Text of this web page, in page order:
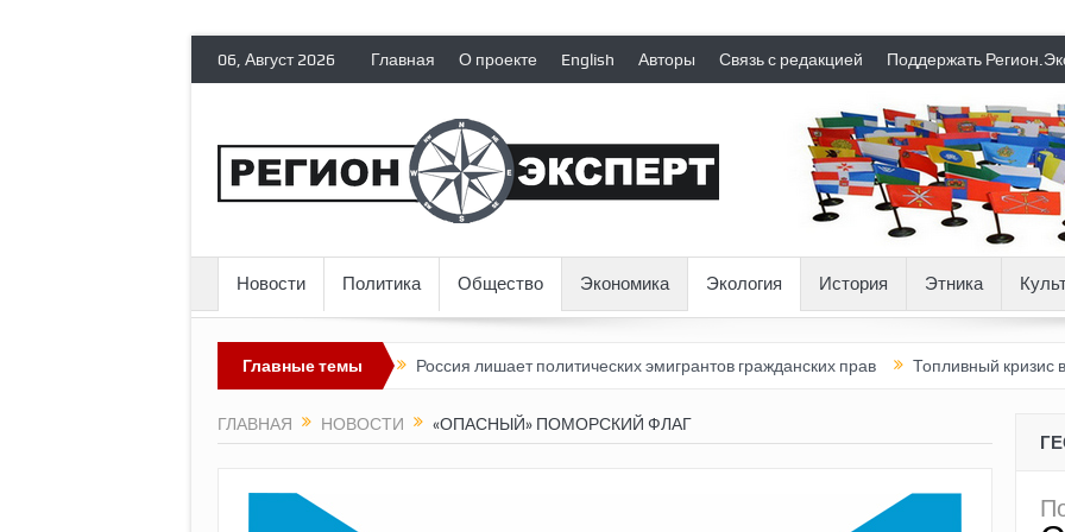
06, Август 2026 Главная О проекте English Авторы Связь с редакцией Поддержать
Новости Политика Общество Экономика Экология История Этника
Главные темы
пока выглядит невозможным? Россия лишает политических эмигрантов гражданских прав Топливный кризис в России
ГЛАВНАЯ НОВОСТИ «ОПАСНЫЙ» ПОМОРСКИЙ ФЛАГ